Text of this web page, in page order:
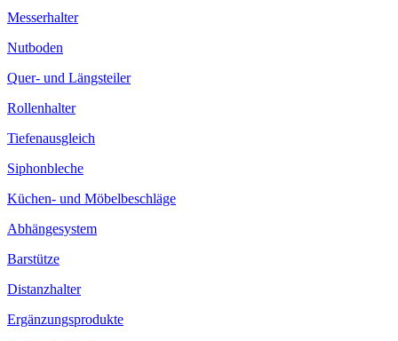
Messerhalter
Nutboden
Quer- und Längsteiler
Rollenhalter
Tiefenausgleich
Siphonbleche
Küchen- und Möbelbeschläge
Abhängesystem
Barstütze
Distanzhalter
Ergänzungsprodukte